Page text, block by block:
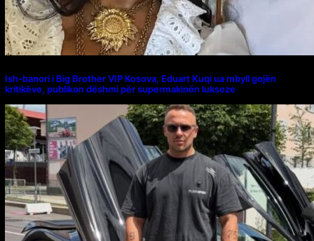
Ish-banori i Big Brother VIP Kosova, Eduart Kuqi ua mbyll gojën
kritikëve, publikon dëshmi për supermakinën luksoze